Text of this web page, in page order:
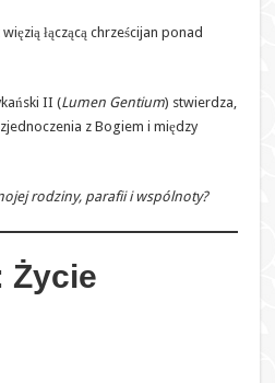
łączącą chrześcijan ponad
II (Lumen Gentium) stwierdza,
z Bogiem i między
rodziny, parafii i wspólnoty?
Życie